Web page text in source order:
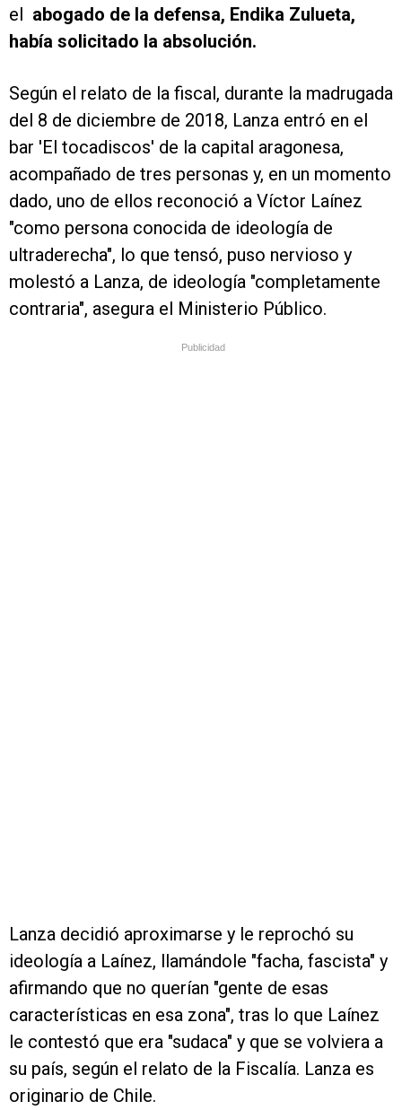
el abogado de la defensa, Endika Zulueta,
había solicitado la absolución.
Según el relato de la fiscal, durante la madrugada
del 8 de diciembre de 2018, Lanza entró en el
bar 'El tocadiscos' de la capital aragonesa,
acompañado de tres personas y, en un momento
dado, uno de ellos reconoció a Víctor Laínez
"como persona conocida de ideología de
ultraderecha", lo que tensó, puso nervioso y
molestó a Lanza, de ideología "completamente
contraria", asegura el Ministerio Público.
Publicidad
Lanza decidió aproximarse y le reprochó su
ideología a Laínez, llamándole "facha, fascista" y
afirmando que no querían "gente de esas
características en esa zona", tras lo que Laínez
le contestó que era "sudaca" y que se volviera a
su país, según el relato de la Fiscalía. Lanza es
originario de Chile.